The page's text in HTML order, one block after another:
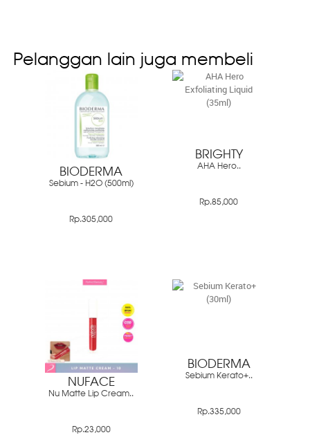
Pelanggan lain juga membeli
BIODERMA
Sebium - H2O (500ml)
Rp.305,000
BRIGHTY
AHA Hero..
Rp.85,000
NUFACE
Nu Matte Lip Cream..
Rp.23,000
BIODERMA
Sebium Kerato+..
Rp.335,000